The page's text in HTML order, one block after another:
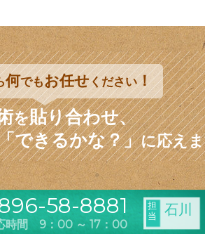
何でもお任せください！
を貼り合わせ、
できるかな？」に応え
58-8881
時間 9：00 ～ 17：00
担
当
石川